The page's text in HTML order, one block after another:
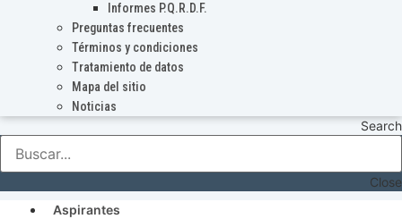
Informes P.Q.R.D.F.
Preguntas frecuentes
Términos y condiciones
Tratamiento de datos
Mapa del sitio
Noticias
Search
Close
Aspirantes